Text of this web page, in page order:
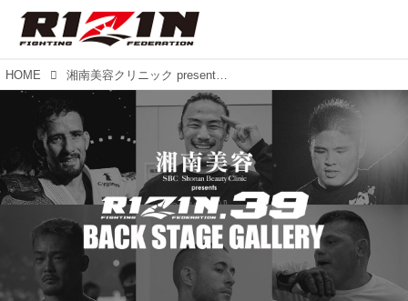
HOME 湘南美容クリニック presents RIZIN.39 BACKSTAGE GALLERY vol.1